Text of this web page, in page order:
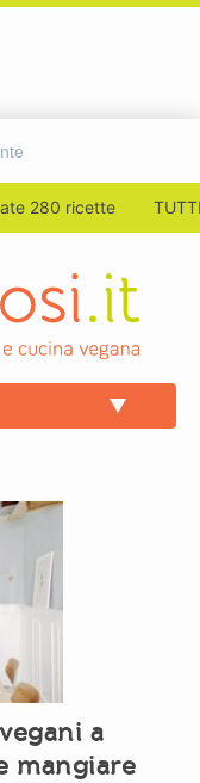
280 ricette
a
mangiare